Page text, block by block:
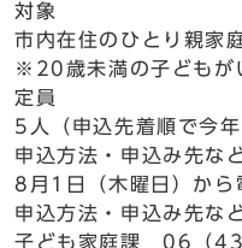
対象
市内在住のひとり親家
※20歳未満の子どもが
定員
5人（申込先着順で今
申込方法・申込み先な
8月1日（木曜日）から
申込方法・申込み先な
子ども家庭課 06（